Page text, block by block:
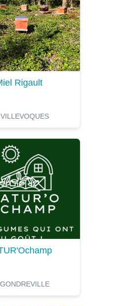
Rigault
VILLEVOQUES
GONDREVILLE